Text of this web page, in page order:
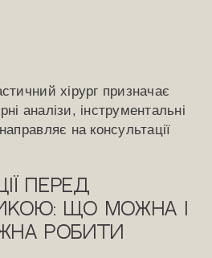
хірург призначає
аналізи, інструментальні
на консультації
перед
що можна і
робити